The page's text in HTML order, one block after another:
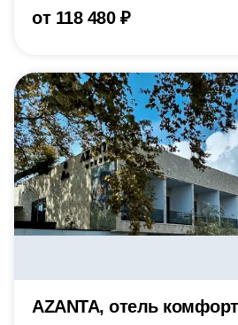
от 118 480 ₽
AZANTA, отель комфорт